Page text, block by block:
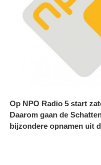
Op NPO Radio 5 start
Daarom gaan de
bijzondere opnamen uit